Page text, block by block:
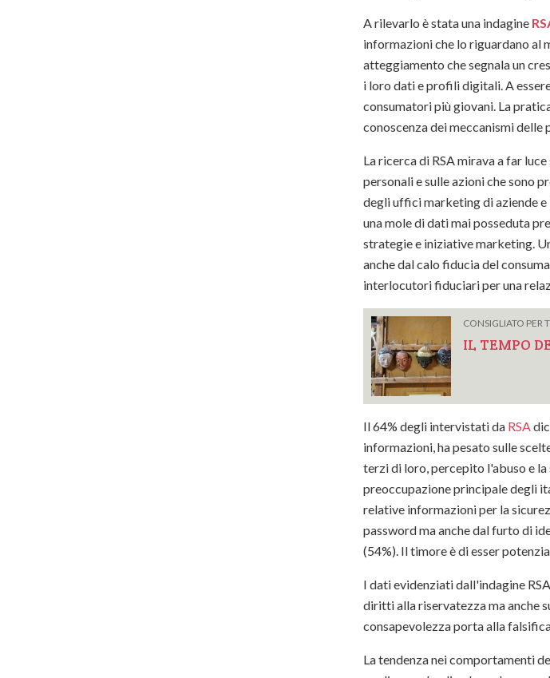
A rilevarlo è stata una indagine
informazioni che lo riguardano al
atteggiamento che segnala un
i loro dati e profili digitali. A
consumatori più giovani. La
conoscenza dei meccanismi
La ricerca di RSA mirava a far
personali e sulle azioni che sono
degli uffici marketing di aziende
una mole di dati mai posseduta
strategie e iniziative marketing.
anche dal calo fiducia del
interlocutori fiduciari per una
CONSIGLIATO PER
IL TEMPO
Il 64% degli intervistati da RSA
informazioni, ha pesato sulle
terzi di loro, percepito l'abuso e
preoccupazione principale degli
relative informazioni per la
password ma anche dal furto di
(54%). Il timore è di esser
I dati evidenziati dall'indagine
diritti alla riservatezza ma anche
consapevolezza porta alla
La tendenza nei comportamenti